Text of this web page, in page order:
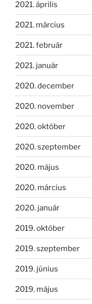
2021. április
2021. március
2021. február
2021. január
2020. december
2020. november
2020. október
2020. szeptember
2020. május
2020. március
2020. január
2019. október
2019. szeptember
2019. június
2019. május